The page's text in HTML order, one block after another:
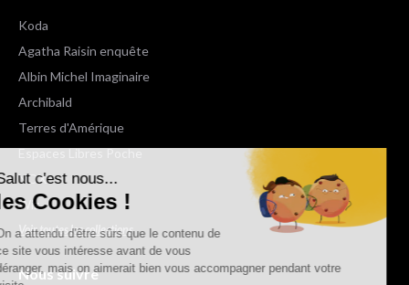
Salut c'est nous...
les Cookies !
On a attendu d'être sûrs que le contenu de
ce site vous intéresse avant de vous
déranger, mais on aimerait bien vous accompagner pendant votre
Koda
Agatha Raisin enquête
Albin Michel Imaginaire
Archibald
Terres d'Amérique
Espaces Libres Poche
NOX
Wiz
Voir toutes les collections
Nous suivre